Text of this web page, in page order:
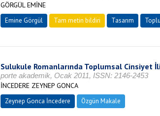
GÖRGÜL EMİNE
Emine Görgül Tam metin bildiri Tasarım
Sulukule Romanlarında Toplumsal Cinsiyet
porte akademik, Ocak 2011, ISSN: 2146-2453
İNCEDERE ZEYNEP GONCA
Zeynep Gonca İncedere Özgün Makale